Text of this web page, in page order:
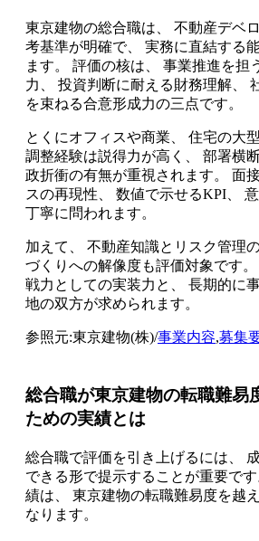
東京建物の総合職は、 不動産デベ
考基準が明確で、 実務に直結する
ます。 評価の核は、 事業推進を担
力、 投資判断に耐える財務理解、
を束ねる合意形成力の三点です。
とくにオフィスや商業、 住宅の大
調整経験は説得力が高く、 部署横
政折衝の有無が重視されます。 面
スの再現性、 数値で示せるKPI、
丁寧に問われます。
加えて、 不動産知識とリスク管理
づくりへの解像度も評価対象です
戦力としての実装力と、 長期的に
地の双方が求められます。
参照元:東京建物(株)/事業内容,募集
総合職が東京建物の転職難易
ための実績とは
総合職で評価を引き上げるには、
できる形で提示することが重要で
績は、 東京建物の転職難易度を越
なります。